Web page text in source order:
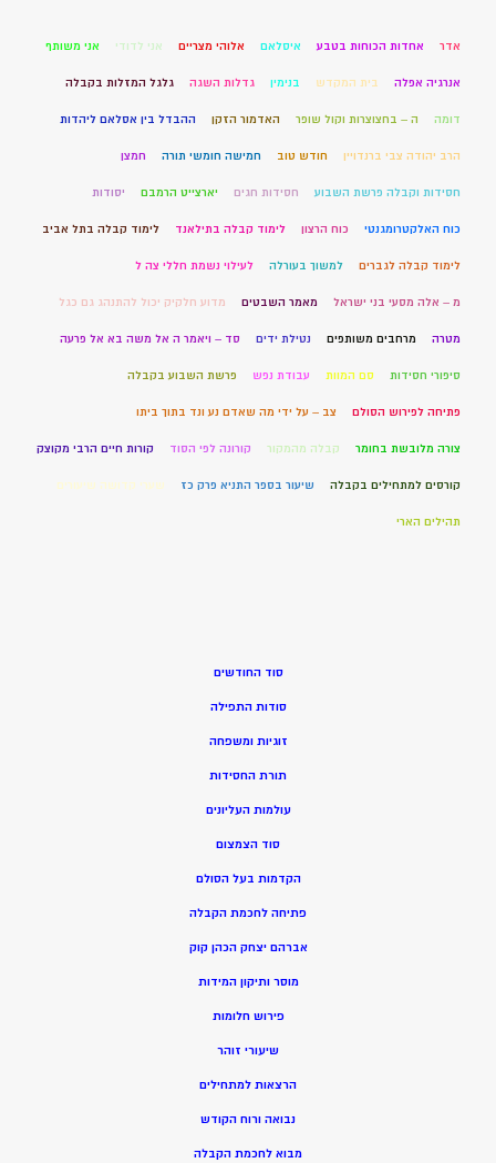
אדר אחדות הכוחות בטבע איסלאם אלוהי מצריים אני לדודי אני משותף
אנרגיה אפלה בית המקדש בנימין גדלות השגה גלגל המזלות בקבלה
דומה ה – בחצוצרות וקול שופר האדמור הזקן ההבדל בין אסלאם ליהדות
הרב יהודה צבי ברנדויין חודש טוב חמישה חומשי תורה חמצן
חסידות וקבלה פרשת השבוע חסידות חגים יארצייט הרמבם יסודות
כוח האלקטרומגנטי כוח הרצון לימוד קבלה בתילאנד לימוד קבלה בתל אביב
לימוד קבלה לגברים למשוך בעורלה לעילוי נשמת חללי צה ל
מ – אלה מסעי בני ישראל מאמר השבטים מדוע חלקיק יכול להתנהג גם כגל
מטרה מרחבים משותפים נטילת ידים סד – ויאמר ה אל משה בא אל פרעה
סיפורי חסידות סם המוות עבודת נפש פרשת השבוע בקבלה
פתיחה לפירוש הסולם צב – על ידי מה שאדם נע ונד בתוך ביתו
צורה מלובשת בחומר קבלה מהמקור קורונה לפי הסוד קורות חיים הרבי מקוצק
קורסים למתחילים בקבלה שיעור בספר התניא פרק כז שערי קדושה שיעורים
תהילים הארי
סוד החודשים
סודות התפילה
זוגיות ומשפחה
תורת החסידות
עולמות העליונים
סוד הצמצום
הקדמות בעל הסולם
פתיחה לחכמת הקבלה
אברהם יצחק הכהן קוק
מוסר ותיקון המידות
פירוש חלומות
שיעורי זוהר
הרצאות למתחילים
נבואה ורוח הקודש
מבוא לחכמת הקבלה